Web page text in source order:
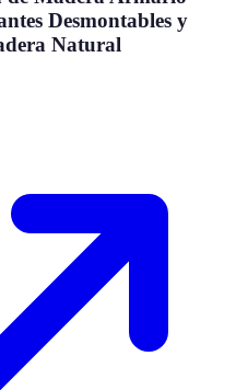
Desmontables y
Natural